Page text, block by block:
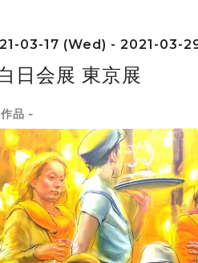
03-17 (Wed) - 2021-03-
日会展 東京展
品 -